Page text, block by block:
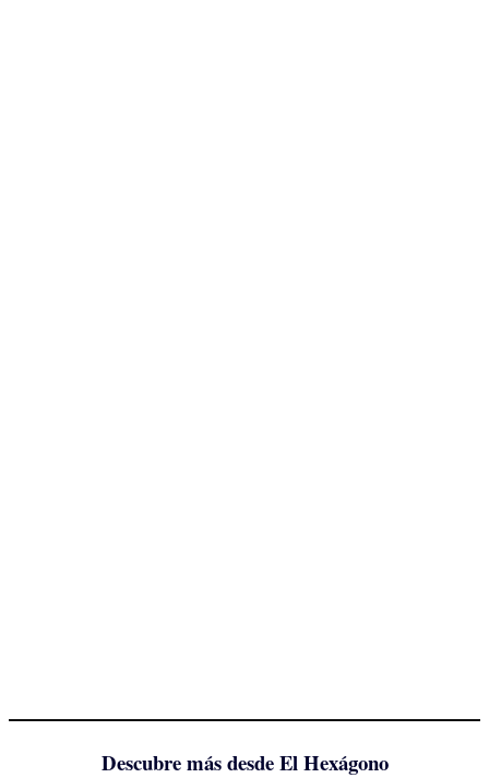
Descubre más desde El Hexágono